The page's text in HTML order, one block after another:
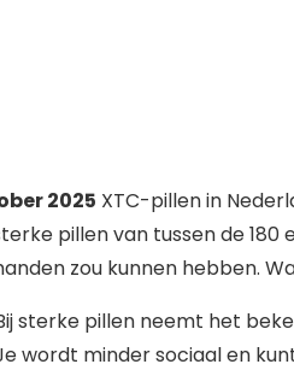
2025 XTC-pillen in
pillen van tussen de
zou kunnen hebben.
sterke pillen neemt het
wordt minder sociaal en